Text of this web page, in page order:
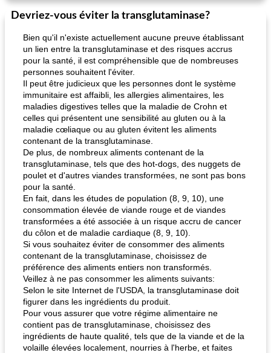
Devriez-vous éviter la transglutaminase?
Bien qu'il n'existe actuellement aucune preuve établissant
un lien entre la transglutaminase et des risques accrus
pour la santé, il est compréhensible que de nombreuses
personnes souhaitent l'éviter.
Il peut être judicieux que les personnes dont le système
immunitaire est affaibli, les allergies alimentaires, les
maladies digestives telles que la maladie de Crohn et
celles qui présentent une sensibilité au gluten ou à la
maladie cœliaque ou au gluten évitent les aliments
contenant de la transglutaminase.
De plus, de nombreux aliments contenant de la
transglutaminase, tels que des hot-dogs, des nuggets de
poulet et d'autres viandes transformées, ne sont pas bons
pour la santé.
En fait, dans les études de population (8, 9, 10), une
consommation élevée de viande rouge et de viandes
transformées a été associée à un risque accru de cancer
du côlon et de maladie cardiaque (8, 9, 10).
Si vous souhaitez éviter de consommer des aliments
contenant de la transglutaminase, choisissez de
préférence des aliments entiers non transformés.
Veillez à ne pas consommer les aliments suivants:
Selon le site Internet de l'USDA, la transglutaminase doit
figurer dans les ingrédients du produit.
Pour vous assurer que votre régime alimentaire ne
contient pas de transglutaminase, choisissez des
ingrédients de haute qualité, tels que de la viande et de la
volaille élevées localement, nourries à l'herbe, et faites